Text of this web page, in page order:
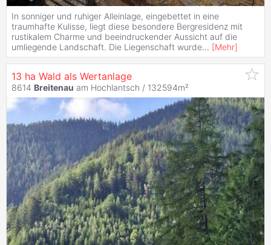
In sonniger und ruhiger Alleinlage, eingebettet in eine
traumhafte Kulisse, liegt diese besondere Bergresidenz mit
rustikalem Charme und beeindruckender Aussicht auf die
umliegende Landschaft. Die Liegenschaft wurde... [Mehr]
13 ha Wald als Wertanlage
8614 Breitenau am Hochlantsch / 132594m²